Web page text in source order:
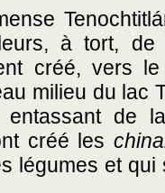
à tort, de
créé, vers
milieu du lac
entassant de
créé les
légumes et